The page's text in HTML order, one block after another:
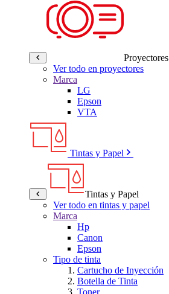
Proyectores
Ver todo en proyectores
Marca
LG
Epson
VTA
Tintas y Papel
Tintas y Papel
Ver todo en tintas y papel
Marca
Hp
Canon
Epson
Tipo de tinta
Cartucho de Inyección
Botella de Tinta
Toner